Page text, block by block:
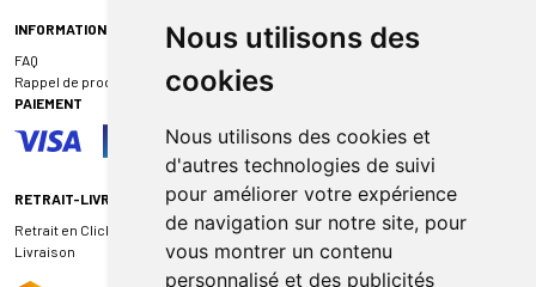
Nous utilisons des
cookies
Nous utilisons des cookies et
d'autres technologies de suivi
pour améliorer votre expérience
de navigation sur notre site, pour
vous montrer un contenu
personnalisé et des publicités
INFORMATIONS
FAQ
Rappel de produit
PAIEMENT
RETRAIT-LIVRAISON
Retrait en Click & Collect
Livraison